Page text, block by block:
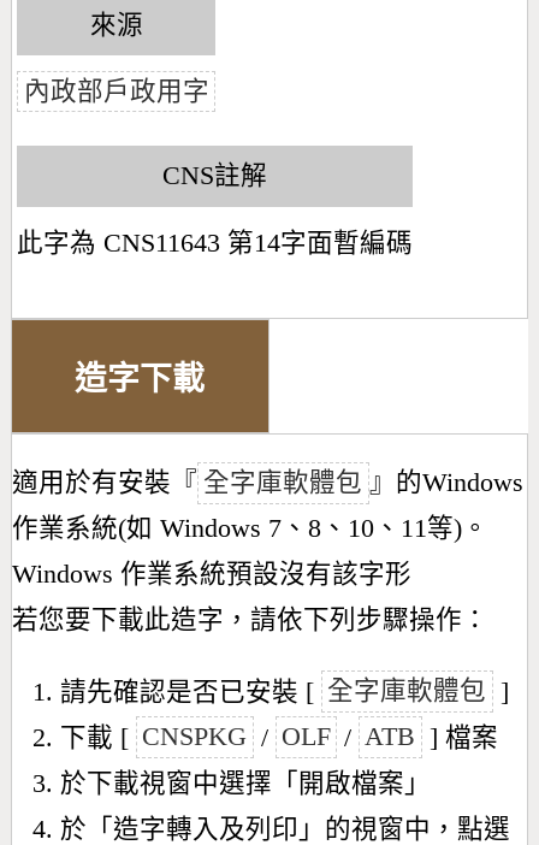
來源
內政部戶政用字
CNS註解
此字為 CNS11643 第14字面暫編碼
造字下載
適用於有安裝『 全字庫軟體包 』的Windows
作業系統(如 Windows 7、8、10、11等)。
Windows 作業系統預設沒有該字形
若您要下載此造字，請依下列步驟操作：
請先確認是否已安裝 [ 全字庫軟體包 ]
下載 [ CNSPKG / OLF / ATB ] 檔案
於下載視窗中選擇「開啟檔案」
於「造字轉入及列印」的視窗中，點選